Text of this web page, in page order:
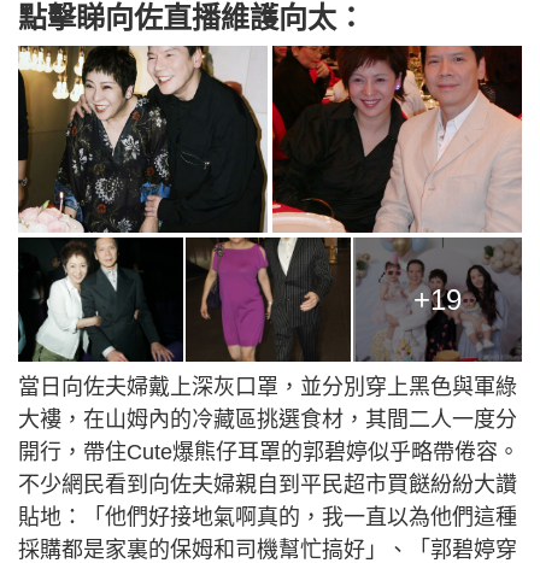
點擊睇向佐直播維護向太：
+19
當日向佐夫婦戴上深灰口罩，並分別穿上黑色與軍綠
大褸，在山姆內的冷藏區挑選食材，其間二人一度分
開行，帶住Cute爆熊仔耳罩的郭碧婷似乎略帶倦容。
不少網民看到向佐夫婦親自到平民超市買餸紛紛大讚
貼地：「他們好接地氣啊真的，我一直以為他們這種
採購都是家裏的保姆和司機幫忙搞好」、「郭碧婷穿